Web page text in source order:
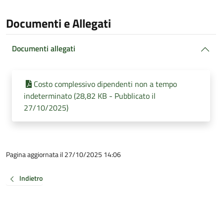
Documenti e Allegati
Documenti allegati
Costo complessivo dipendenti non a tempo
indeterminato (28,82 KB - Pubblicato il
27/10/2025)
Pagina aggiornata il 27/10/2025 14:06
Indietro